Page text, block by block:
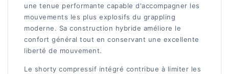
une tenue performante capable d'accompagner les
mouvements les plus explosifs du grappling
moderne. Sa construction hybride améliore le
confort général tout en conservant une excellente
liberté de mouvement.
Le shorty compressif intégré contribue à limiter les